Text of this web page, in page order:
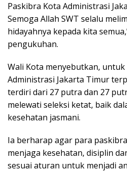
Paskibra Kota Administrasi
Semoga Allah SWT selalu
hidayahnya kepada kita
pengukuhan.
Wali Kota menyebutkan,
Administrasi Jakarta Timur
terdiri dari 27 putra dan 27
melewati seleksi ketat, baik
kesehatan jasmani.
Ia berharap agar para
menjaga kesehatan, disiplin
sesuai aturan untuk menjadi